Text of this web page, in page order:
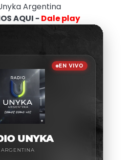
Argentina
AQUI - Dale play